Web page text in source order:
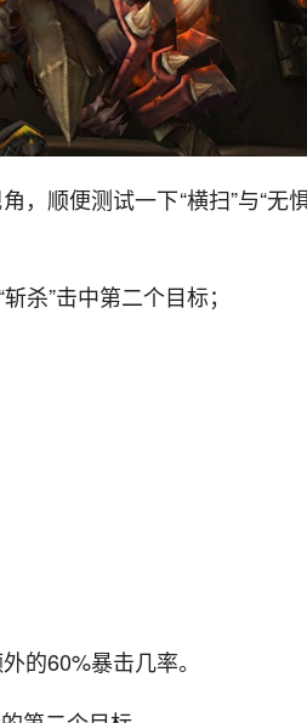
，顺便测试一下“横扫”与“无
杀”击中第二个目标；
的60%暴击几率。